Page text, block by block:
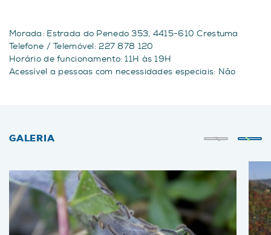
Morada: Estrada do Penedo 353, 4415-610 Crestuma
Telefone / Telemóvel: 227 878 120
Horário de funcionamento: 11H às 19H
Acessível a pessoas com necessidades especiais: Não
GALERIA